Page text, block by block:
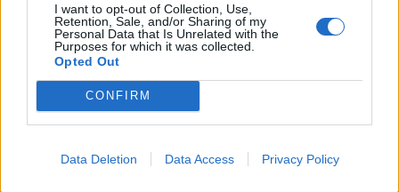
I want to opt-out of Collection, Use,
Retention, Sale, and/or Sharing of my
Personal Data that Is Unrelated with the
Purposes for which it was collected.
Opted Out
CONFIRM
Data Deletion Data Access Privacy Policy
Ευρωπαϊκό Πρόγραμμα Erasmus+ του ΕΠΑ.Λ.
Αλεξάνδρειας στην Βαρκελώνη και στη
Βαλένθια